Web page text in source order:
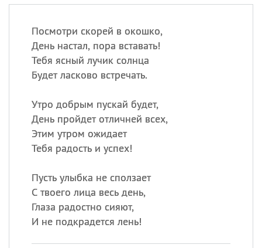
Посмотри скорей в окошко,
День настал, пора вставать!
Тебя ясный лучик солнца
Будет ласково встречать.
Утро добрым пускай будет,
День пройдет отличней всех,
Этим утром ожидает
Тебя радость и успех!
Пусть улыбка не сползает
С твоего лица весь день,
Глаза радостно сияют,
И не подкрадется лень!